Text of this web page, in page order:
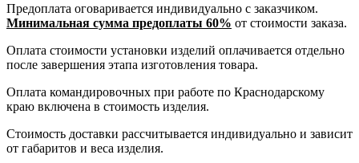
Предоплата оговаривается индивидуально с заказчиком.
Минимальная сумма предоплаты 60% от стоимости заказа.
Оплата стоимости установки изделий оплачивается отдельно
после завершения этапа изготовления товара.
Оплата командировочных при работе по Краснодарскому
краю включена в стоимость изделия.
Стоимость доставки рассчитывается индивидуально и зависит
от габаритов и веса изделия.